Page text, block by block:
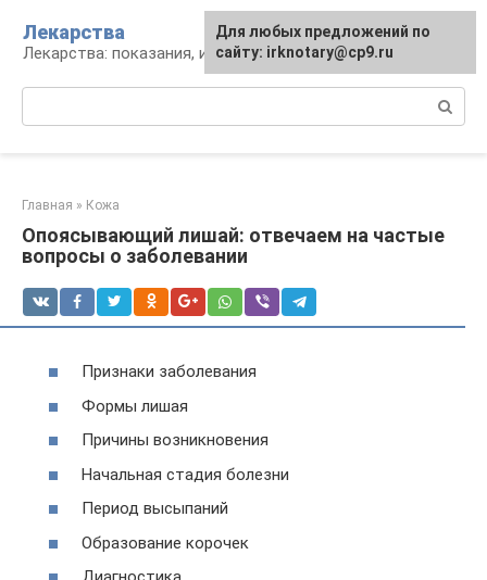
контенту
Лекарства
Лекарства: показания, инструкция, аналоги
Главная » Кожа
Опоясывающий лишай: отвечаем на частые
вопросы о заболевании
Признаки заболевания
Формы лишая
Причины возникновения
Начальная стадия болезни
Период высыпаний
Образование корочек
Для любых предложений по
сайту: irknotary@cp9.ru